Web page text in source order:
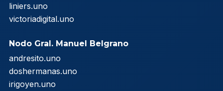
liniers.uno
victoriadigital.uno
Nodo Gral. Manuel Belgrano
andresito.uno
doshermanas.uno
irigoyen.uno